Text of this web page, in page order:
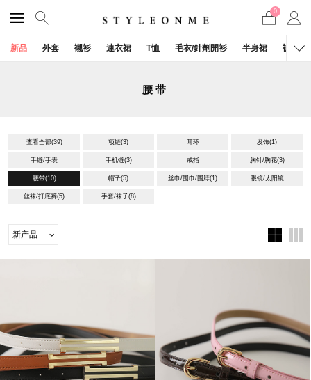
0
新品 外套 襯衫 連衣裙 T恤 毛衣/針劑開衫 半身裙 褲子
腰带
查看全部(39) 项链(3) 耳环 发饰(1)
手链/手表 手机链(3) 戒指 胸针/胸花(3)
腰带(10) 帽子(5) 丝巾/围巾/围脖(1) 眼镜/太阳镜
丝袜/打底裤(5) 手套/袜子(8)